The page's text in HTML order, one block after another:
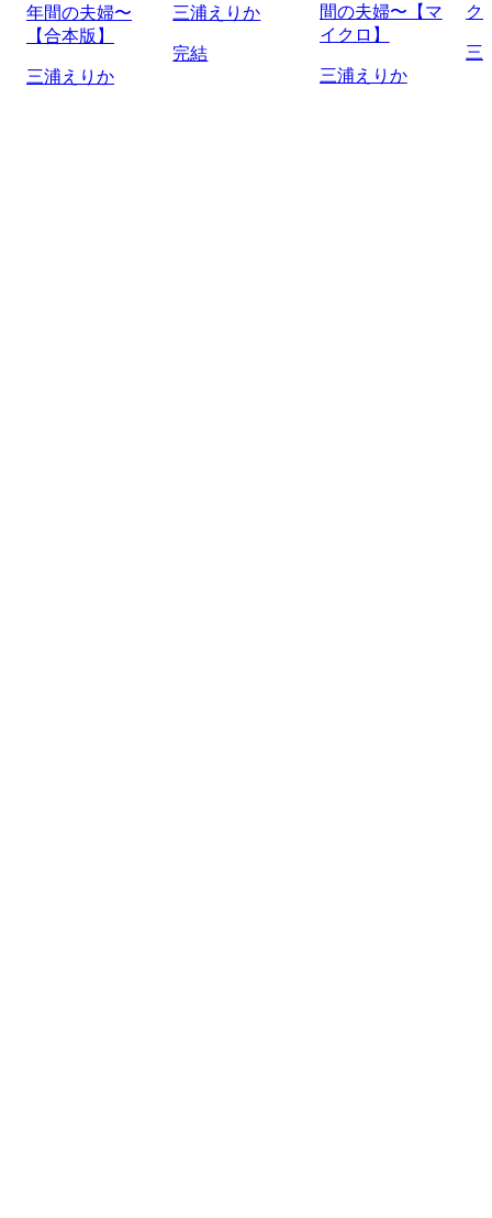
年間の夫婦〜
【合本版】
三浦えりか
三浦えりか
完結
間の夫婦〜【マ
イクロ】
三浦えりか
ク
三